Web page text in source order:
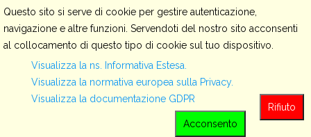
Servizi
View all
Questo sito si serve di cookie per gestire autenticazione,
navigazione e altre funzioni. Servendoti del nostro sito acconsenti
al collocamento di questo tipo di cookie sul tuo dispositivo.
Visualizza la ns. Informativa Estesa.
Visualizza la normativa europea sulla Privacy.
Visualizza la documentazione GDPR
Rifiuto
Acconsento